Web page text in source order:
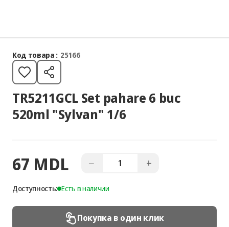
Код товара : 25166
TR5211GCL Set pahare 6 buc
520ml "Sylvan" 1/6
67 MDL − +
Доступность: Есть в наличии
Покупка в один клик